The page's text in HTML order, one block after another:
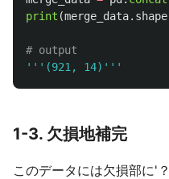
print (merge_data. shape
''' (921, 14) '''
1-3. 欠損地補完
このデータには欠損部に'